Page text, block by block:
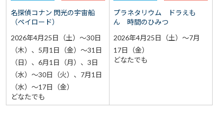
名探偵コナン 閃光の宇宙船
（ペイロード）
2026年4月25日（土）～30日
（木）、5月1日（金）～31日
（日）、6月1日（月）、3日
（水）～30日（火）、7月1日
（水）～17日（金）
どなたでも
プラネタリウム ドラえも
ん 時間のひみつ
2026年4月25日（土）～7月
17日（金）
どなたでも